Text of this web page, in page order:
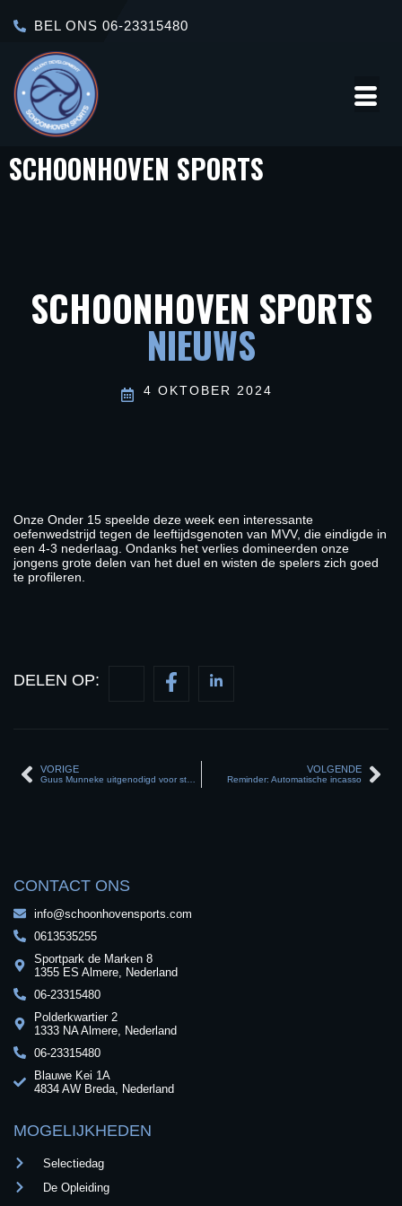
BEL ONS 06-23315480
Over
Ons
Contact
SCHOONHOVEN SPORTS
SCHOONHOVEN SPORTS
NIEUWS
4 OKTOBER 2024
Onze Onder 15 speelde deze week een interessante
oefenwedstrijd tegen de leeftijdsgenoten van MVV, die eindigde in
een 4-3 nederlaag. Ondanks het verlies domineerden onze
jongens grote delen van het duel en wisten de spelers zich goed
te profileren.
DELEN OP:
VORIGE VOLGENDE
Reminder: Automatische incasso
CONTACT ONS
info@schoonhovensports.com
0613535255
Sportpark de Marken 8
1355 ES Almere, Nederland
06-23315480
Polderkwartier 2
1333 NA Almere, Nederland
06-23315480
Blauwe Kei 1A
4834 AW Breda, Nederland
MOGELIJKHEDEN
Selectiedag
De Opleiding